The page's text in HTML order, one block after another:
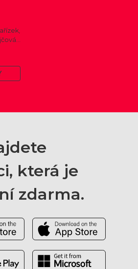
kol.
která je
zdarma.